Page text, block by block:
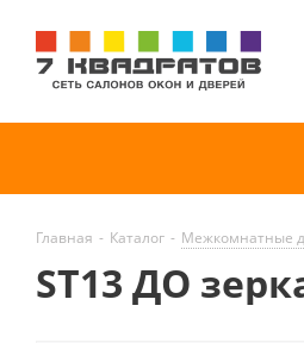
Главная - Каталог - Межкомнатные
ST13 ДО